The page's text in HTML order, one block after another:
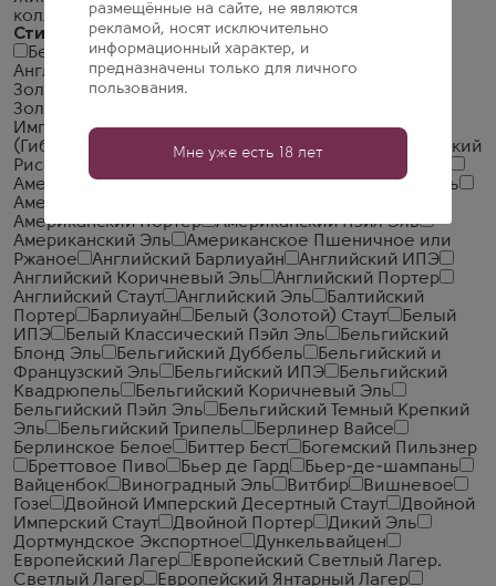
коллекция
Самарское
Стиль пива
Бельгийский Крепкий Эль
Светлый Лагер
Английский Пэйл Эль
Без Глютена
Бельгийский
Золотистый Крепкий Эль
Золотой Эль
Имперский Красный Эль
Светлый Смешанный
(Гибридный)
Специальное Янтарный Эль
Японский
Рисовый Лагер
IPA Новой Англии Мутное
Американский Барлиуайн
Американский Дикий Эль
Американский ИПЭ
Американский Портер
Американский Пэйл Эль
Американский Эль
Американское Пшеничное или
Ржаное
Английский Барлиуайн
Английский ИПЭ
Английский Коричневый Эль
Английский Портер
Английский Стаут
Английский Эль
Балтийский
Портер
Барлиуайн Белый (Золотой) Стаут
Белый
ИПЭ
Белый Классический Пэйл Эль
Бельгийский
Блонд Эль
Бельгийский Дуббель
Бельгийский и
Французский Эль
Бельгийский ИПЭ
Бельгийский
Квадрюпель
Бельгийский Коричневый Эль
Бельгийский Пэйл Эль
Бельгийский Темный Крепкий
Эль
Бельгийский Трипель
Берлинер Вайсе
Берлинское Белое
Биттер Бест
Богемский Пильзнер
Бреттовое Пиво
Бьер де Гард
Бьер-де-шампань
Вайценбок
Виноградный Эль Витбир
Вишневое
Гозе
Двойной Имперский Десертный Стаут
Двойной
Имперский Стаут
Двойной Портер
Дикий Эль
Дортмундское Экспортное
Дункельвайцен
Европейский Лагер
Европейский Светлый Лагер.
Светлый Лагер
Европейский Янтарный Лагер
размещённые на сайте, не являются
рекламой, носят исключительно
информационный характер, и
предназначены только для личного
пользования.
Мне уже есть 18 лет